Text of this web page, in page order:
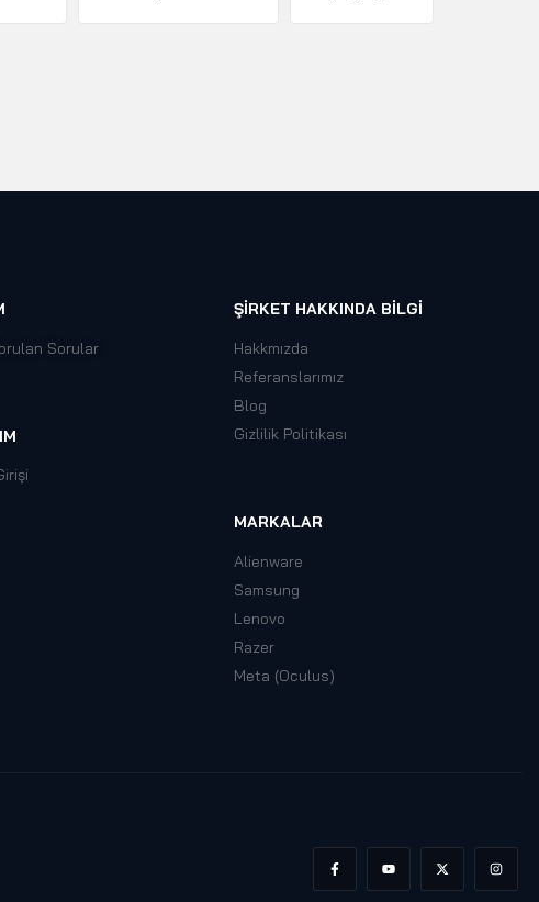
Sorular
ŞIRKET HAKKINDA BILGI
Hakkmızda
Referanslarımız
Blog
Gizlilik Politikası
MARKALAR
Alienware
Samsung
Lenovo
Razer
Meta (Oculus)